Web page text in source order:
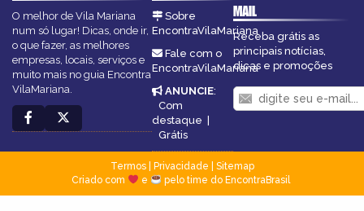
O melhor de Vila Mariana
num só lugar! Dicas, onde ir,
o que fazer, as melhores
empresas, locais, serviços e
muito mais no guia Encontra
VilaMariana.
Sobre
EncontraVilaMariana
Fale com o
EncontraVilaMariana
ANUNCIE:
Com
destaque |
Grátis
MAIL
Receba grátis as
principais notícias,
dicas e promoções
Termos| Privacidade
Sitemap
Criado com
e pelo time do EncontraBrasil